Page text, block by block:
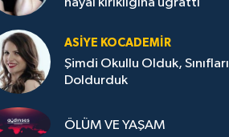
ASIYE KOCADEMİR
Şimdi Okullu Olduk, Sınıfları
Doldurduk
ÖLÜM VE YAŞAM